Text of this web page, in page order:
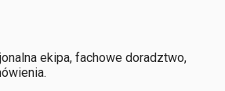
ekipa, fachowe doradztwo,